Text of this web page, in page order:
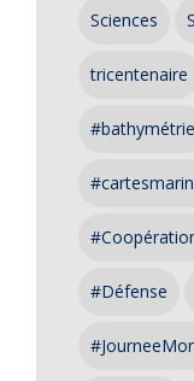
Sciences
tricentenaire
#bathymétrie
#Défense